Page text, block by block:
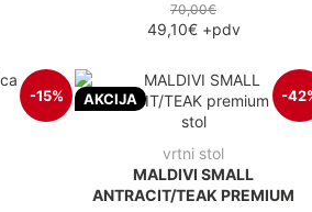
70,00€
49,10€+pdv
-15% AKCIJA -
vrtni stol
MALDIVI SMALL
ANTRACIT/TEAK PREMIUM